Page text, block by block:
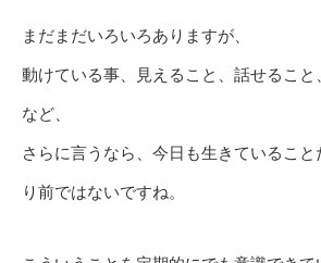
まだまだいろいろありますが、
動けている事、見えること、話せるこ
など、
さらに言うなら、今日も生きているこ
り前ではないですね。